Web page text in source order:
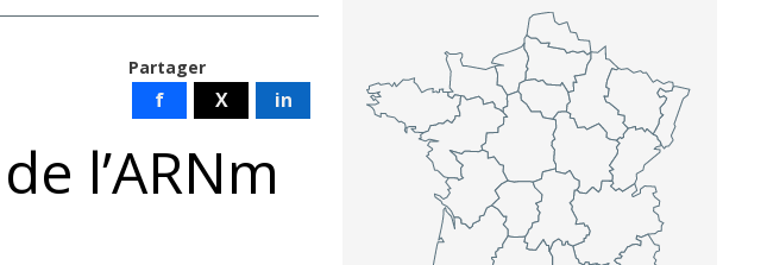
Partager
f X in
l’ARNm